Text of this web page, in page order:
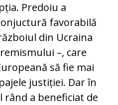
Predoiu a
favorabilă
din Ucraina
–, care
să fie mai
justiției. Dar în
a beneficiat de